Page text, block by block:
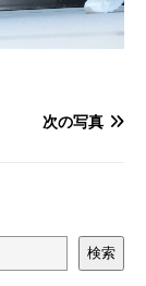
次の写真
検索